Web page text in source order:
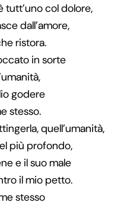
tutt’uno col dolore,
dall’amore,
ristora.
in sorte
godere
stesso.
quell’umanità,
più profondo,
e il suo male
il mio petto.
stesso